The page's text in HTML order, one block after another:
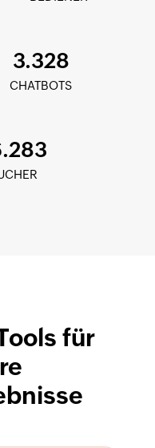
3.328
CHATBOTS
für